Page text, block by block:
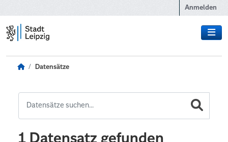
Anmelden
Datensätze